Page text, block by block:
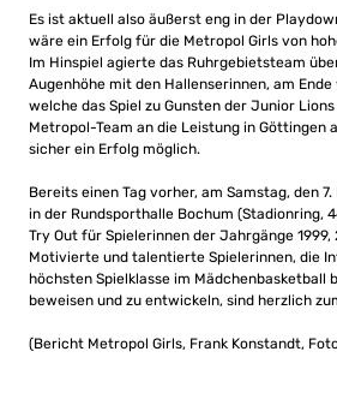
Es ist aktuell also äußerst eng in der
wäre ein Erfolg für die Metropol Girls von
Im Hinspiel agierte das Ruhrgebietsteam
Augenhöhe mit den Hallenserinnen, am
welche das Spiel zu Gunsten der Junior
Metropol-Team an die Leistung in Göttingen
sicher ein Erfolg möglich.
Bereits einen Tag vorher, am Samstag, den
in der Rundsporthalle Bochum (Stadionring,
Try Out für Spielerinnen der Jahrgänge
Motivierte und talentierte Spielerinnen, die
höchsten Spielklasse im Mädchenbasketball
beweisen und zu entwickeln, sind herzlich
(Bericht Metropol Girls, Frank Konstandt,